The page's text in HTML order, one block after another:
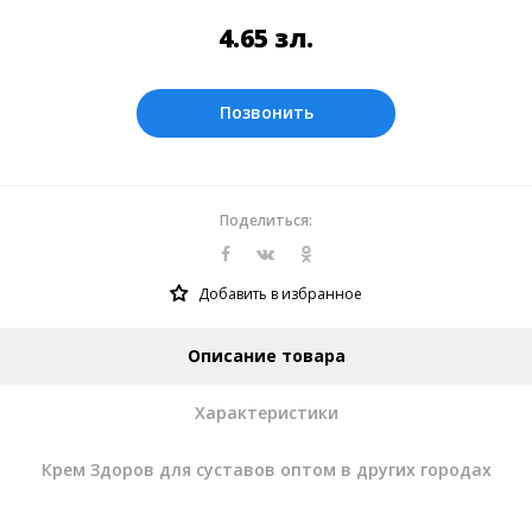
сайте представлены по курсу ЦБ РФ на
0.588984 зл.
4.65 зл.
Позвонить
Поделиться:
Добавить в избранное
Описание товара
Характеристики
Крем Здоров для суставов оптом в других городах